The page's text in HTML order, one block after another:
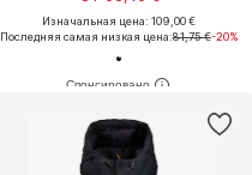
Изначальная цена: 109,00 €
Последняя самая низкая цена:81,75 €-20%